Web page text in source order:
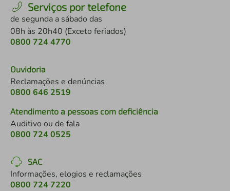
Serviços por telefone
de segunda a sábado das
08h às 20h40 (Exceto feriados)
0800 724 4770
Ouvidoria
Reclamações e denúncias
0800 646 2519
Atendimento a pessoas com deficiência
Auditivo ou de fala
0800 724 0525
SAC
Informações, elogios e reclamações
0800 724 7220